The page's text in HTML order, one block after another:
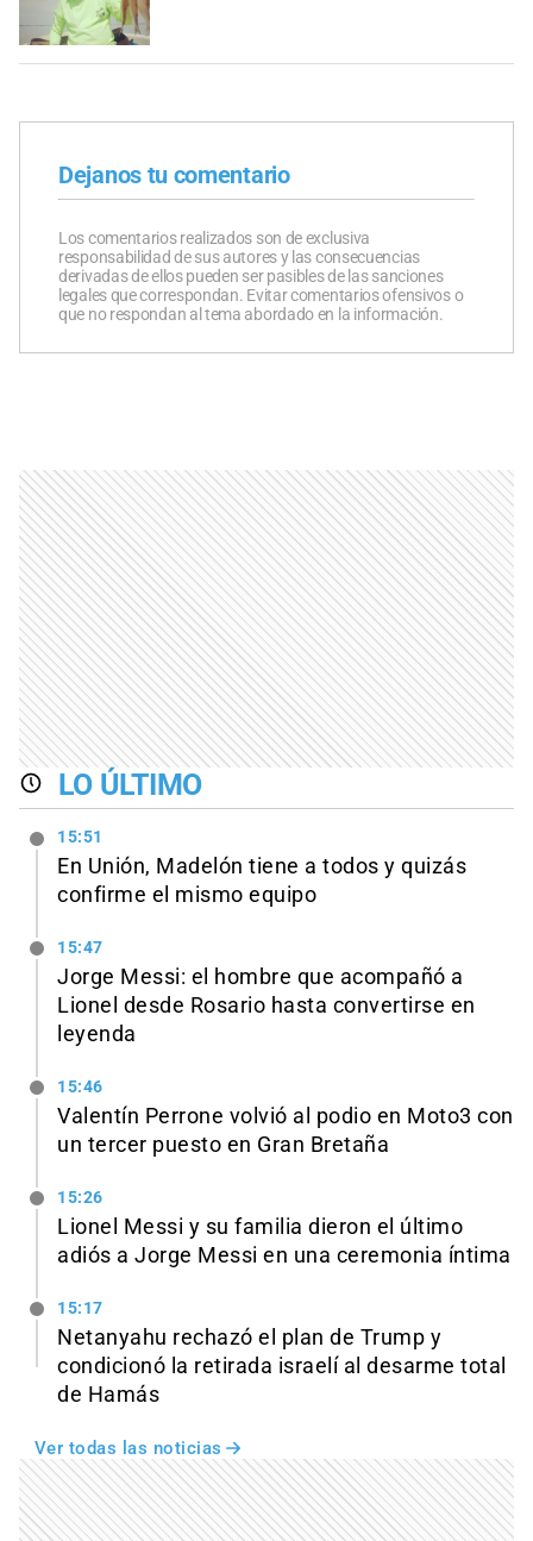
Dejanos tu comentario
Los comentarios realizados son de exclusiva
responsabilidad de sus autores y las consecuencias
derivadas de ellos pueden ser pasibles de las sanciones
legales que correspondan. Evitar comentarios ofensivos o
que no respondan al tema abordado en la información.
LO ÚLTIMO
15:51
En Unión, Madelón tiene a todos y quizás
confirme el mismo equipo
15:47
Jorge Messi: el hombre que acompañó a
Lionel desde Rosario hasta convertirse en
leyenda
15:46
Valentín Perrone volvió al podio en Moto3 con
un tercer puesto en Gran Bretaña
15:26
Lionel Messi y su familia dieron el último
adiós a Jorge Messi en una ceremonia íntima
15:17
Netanyahu rechazó el plan de Trump y
condicionó la retirada israelí al desarme total
de Hamás
Ver todas las noticias